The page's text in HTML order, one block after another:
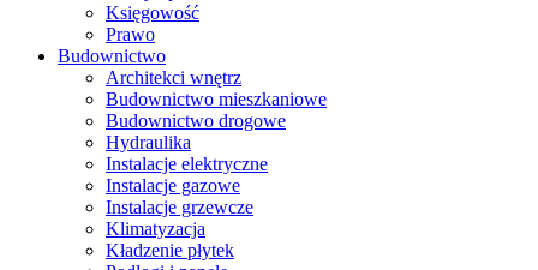
Księgowość
Prawo
Budownictwo
Architekci wnętrz
Budownictwo mieszkaniowe
Budownictwo drogowe
Hydraulika
Instalacje elektryczne
Instalacje gazowe
Instalacje grzewcze
Klimatyzacja
Kładzenie płytek